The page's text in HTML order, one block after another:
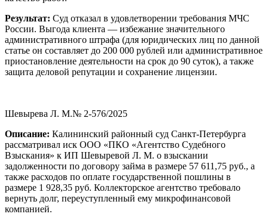
Результат: Суд отказал в удовлетворении требования МЧС
России. Выгода клиента — избежание значительного
административного штрафа (для юридических лиц по данной
статье он составляет до 200 000 рублей или административное
приостановление деятельности на срок до 90 суток), а также
защита деловой репутации и сохранение лицензии.
Шевырева Л. М.№ 2-576/2025
Описание: Калининский районный суд Санкт-Петербурга
рассматривал иск ООО «ПКО «Агентство Судебного
Взыскания» к ИП Шевыревой Л. М. о взыскании
задолженности по договору займа в размере 57 611,75 руб., а
также расходов по оплате государственной пошлины в
размере 1 928,35 руб. Коллекторское агентство требовало
вернуть долг, переуступленный ему микрофинансовой
компанией.